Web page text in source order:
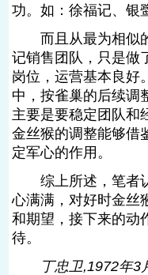
功。如：徐福记、银
而且从最为相似的
记销售团队，只是做
岗位，运营基本良好
中，按雀巢的后续调
主要是要稳定团队和
金丝猴的调整能够借
定军心的作用。
综上所述，笔者认
心满满，对好时金丝
和期望，接下来的动
待。
丁忠卫,1972年3